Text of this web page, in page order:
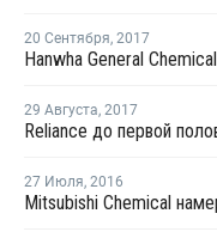
20 Сентября, 2017
29 Августа, 2017
27 Июля, 2016